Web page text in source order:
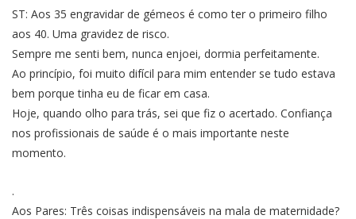
ST: Aos 35 engravidar de gémeos é como ter o primeiro filho
aos 40. Uma gravidez de risco.
Sempre me senti bem, nunca enjoei, dormia perfeitamente.
Ao princípio, foi muito difícil para mim entender se tudo estava
bem porque tinha eu de ficar em casa.
Hoje, quando olho para trás, sei que fiz o acertado. Confiança
nos profissionais de saúde é o mais importante neste
momento.
.
Aos Pares: Três coisas indispensáveis na mala de maternidade?